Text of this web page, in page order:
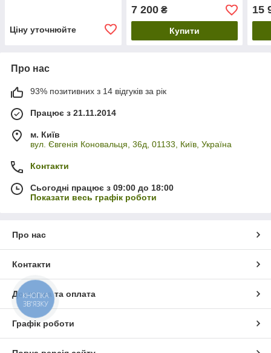
Ціну уточнюйте
7 200₴
Купити
15
Про нас
93% позитивних з 14 відгуків за рік
Працює з 21.11.2014
м. Київ
вул. Євгенія Коновальця, 36д, 01133, Київ, Україна
Контакти
Сьогодні працює з 09:00 до 18:00
Показати весь графік роботи
Про нас
Контакти
Доставка та оплата
Графік роботи
КНОПКА
ЗВ'ЯЗКУ